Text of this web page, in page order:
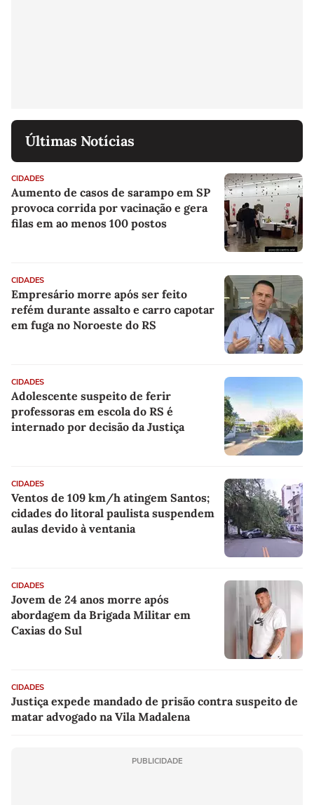
Últimas Notícias
CIDADES
Aumento de casos de sarampo em SP
provoca corrida por vacinação e gera
filas em ao menos 100 postos
CIDADES
Empresário morre após ser feito
refém durante assalto e carro capotar
em fuga no Noroeste do RS
CIDADES
Adolescente suspeito de ferir
professoras em escola do RS é
internado por decisão da Justiça
CIDADES
Ventos de 109 km/h atingem Santos;
cidades do litoral paulista suspendem
aulas devido à ventania
CIDADES
Jovem de 24 anos morre após
abordagem da Brigada Militar em
Caxias do Sul
CIDADES
Justiça expede mandado de prisão contra suspeito de
matar advogado na Vila Madalena
PUBLICIDADE